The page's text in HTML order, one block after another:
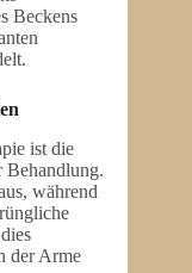
Beckens
ist die
Behandlung.
während
der Arme